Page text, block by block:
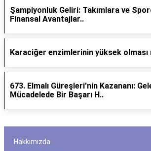
Şampiyonluk Geliri: Takımlara ve
Finansal Avantajlar..
Karaciğer enzimlerinin yüksek
673. Elmalı Güreşleri'nin Kazananı:
Mücadelede Bir Başarı H..
Hakkımızda